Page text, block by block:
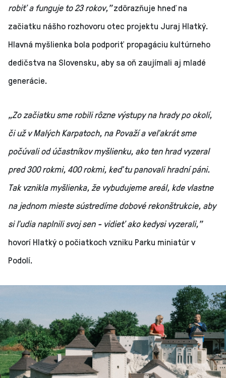
robiť a funguje to 23 rokov,”zdôrazňuje hneď na
začiatku nášho rozhovoru otec projektu Juraj Hlatký.
Hlavná myšlienka bola podporiť propagáciu kultúrneho
dedičstva na Slovensku, aby sa oň zaujímali aj mladé
generácie.
„Zo začiatku sme robili rôzne výstupy na hrady po okolí,
či už v Malých Karpatoch, na Považí a veľakrát sme
počúvali od účastníkov myšlienku, ako ten hrad vyzeral
pred 300 rokmi, 400 rokmi, keď tu panovali hradní páni.
Tak vznikla myšlienka, že vybudujeme areál, kde vlastne
na jednom mieste sústredíme dobové rekonštrukcie, aby
si ľudia naplnili svoj sen - vidieť ako kedysi vyzerali,”
hovorí Hlatký o počiatkoch vzniku Parku miniatúr v
Podolí.